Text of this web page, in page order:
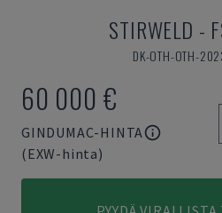
STIRWELD -
DK-OTH-OTH-
60 000 €
GINDUMAC-HINTA
(EXW-hinta)